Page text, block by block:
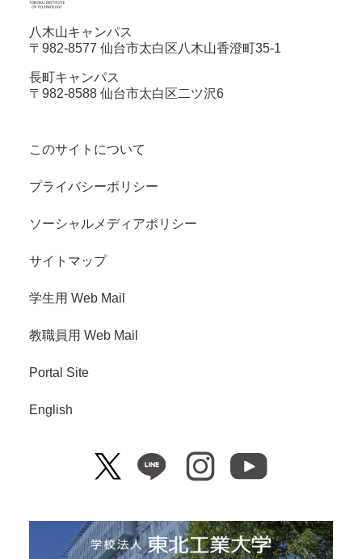
八木山キャンパス
〒982-8577 仙台市太白区八木山香澄町35-1
長町キャンパス
〒982-8588 仙台市太白区二ツ沢6
このサイトについて
プライバシーポリシー
ソーシャルメディアポリシー
サイトマップ
学生用 Web Mail
教職員用 Web Mail
Portal Site
English